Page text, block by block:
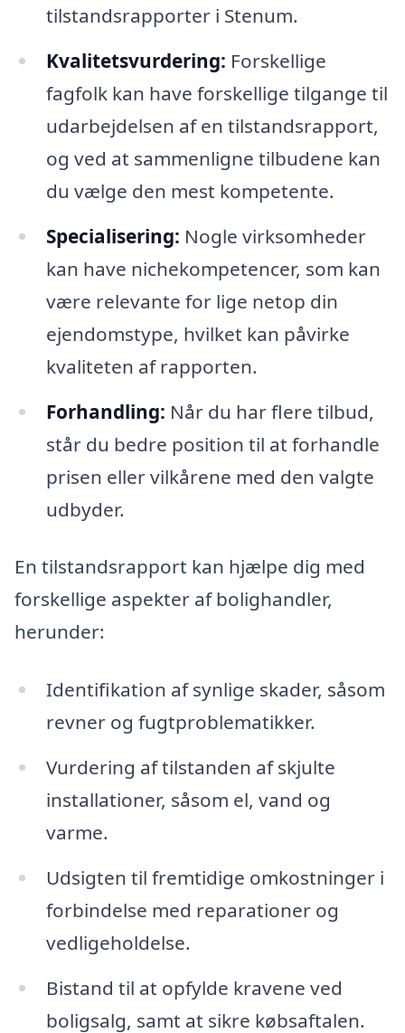
tilstandsrapporter i Stenum.
Kvalitetsvurdering: Forskellige
fagfolk kan have forskellige tilgange til
udarbejdelsen af en tilstandsrapport,
og ved at sammenligne tilbudene kan
du vælge den mest kompetente.
Specialisering: Nogle virksomheder
kan have nichekompetencer, som kan
være relevante for lige netop din
ejendomstype, hvilket kan påvirke
kvaliteten af rapporten.
Forhandling: Når du har flere tilbud,
står du bedre position til at forhandle
prisen eller vilkårene med den valgte
udbyder.
En tilstandsrapport kan hjælpe dig med
forskellige aspekter af bolighandler,
herunder:
Identifikation af synlige skader, såsom
revner og fugtproblematikker.
Vurdering af tilstanden af skjulte
installationer, såsom el, vand og
varme.
Udsigten til fremtidige omkostninger i
forbindelse med reparationer og
vedligeholdelse.
Bistand til at opfylde kravene ved
boligsalg, samt at sikre købsaftalen.